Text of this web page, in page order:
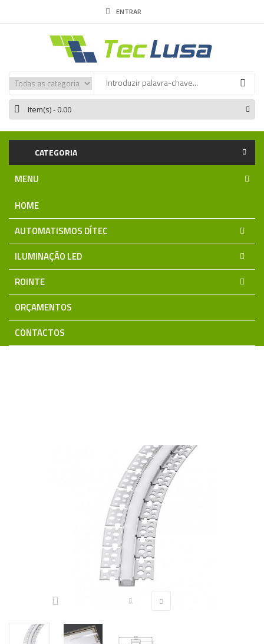
ENTRAR
Item(s)- 0.00
CATEGORIA
MENU
HOME
AUTOMATISMOS DÍTEC
ILUMINAÇÃO LED
ROINTE
ORÇAMENTOS
CONTACTOS